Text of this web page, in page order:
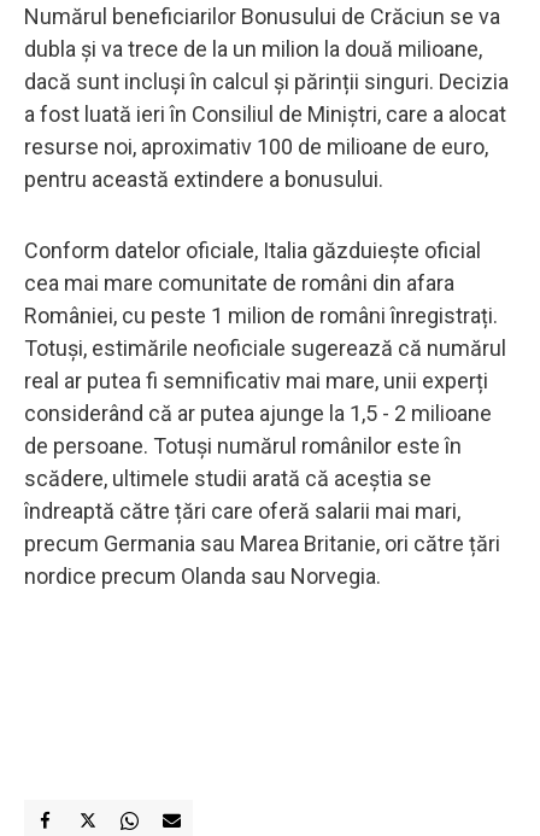
Numărul beneficiarilor Bonusului de Crăciun se va
dubla și va trece de la un milion la două milioane,
dacă sunt incluși în calcul și părinții singuri. Decizia
a fost luată ieri în Consiliul de Miniștri, care a alocat
resurse noi, aproximativ 100 de milioane de euro,
pentru această extindere a bonusului.
Conform datelor oficiale, Italia găzduiește oficial
cea mai mare comunitate de români din afara
României, cu peste 1 milion de români înregistrați.
Totuși, estimările neoficiale sugerează că numărul
real ar putea fi semnificativ mai mare, unii experți
considerând că ar putea ajunge la 1,5 - 2 milioane
de persoane. Totuși numărul românilor este în
scădere, ultimele studii arată că aceștia se
îndreaptă către țări care oferă salarii mai mari,
precum Germania sau Marea Britanie, ori către țări
nordice precum Olanda sau Norvegia.